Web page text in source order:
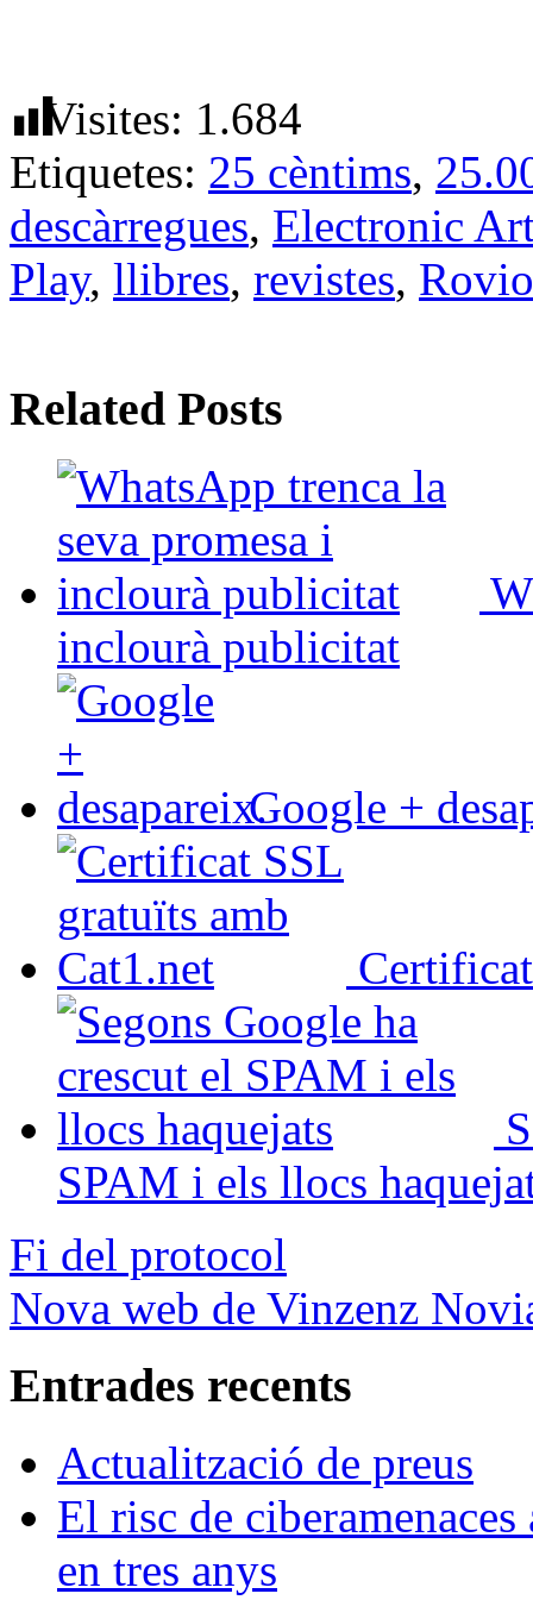
Visites: 1.684
Etiquetes: 25 cèntims,
descàrregues, Electronic
Play, llibres, revistes, Rovio
Related Posts
inclourà publicitat
Google +
SPAM i els llocs
Fi del protocol
Nova web de Vinzenz
Entrades recents
Actualització de preus
El risc de
en tres anys